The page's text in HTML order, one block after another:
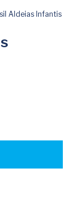
Aldeias Infantis